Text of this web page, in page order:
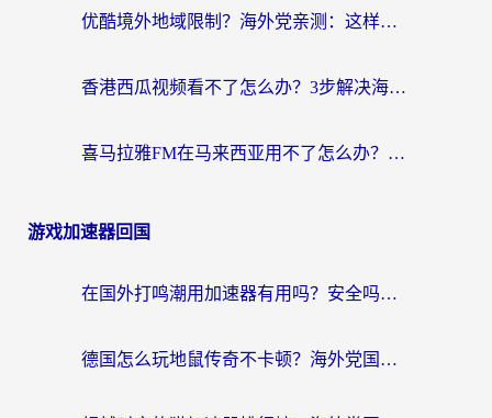
优酷境外地域限制？海外党亲测：这样看国内剧再也不卡（附3个实用场景解决）
香港西瓜视频看不了怎么办？3步解决海外追剧难题，附靠谱加速器推荐
喜马拉雅FM在马来西亚用不了怎么办？海外华人亲测有效的回国加速指南
游戏加速器回国
在国外打鸣潮用加速器有用吗？安全吗？海外玩家国服游戏加速全指南
德国怎么玩地鼠传奇不卡顿？海外党国服游戏加速全攻略（含战双EVE实用指南）